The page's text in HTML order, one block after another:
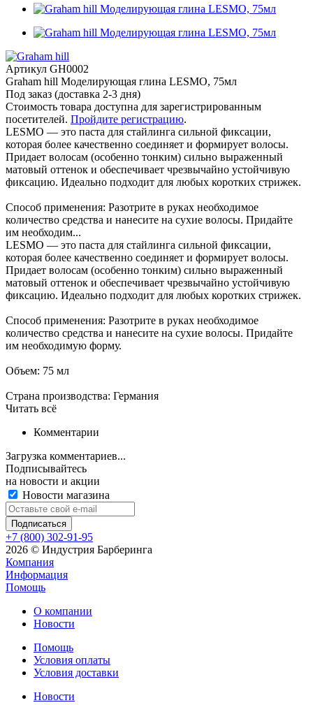
Артикул GH0002
Graham hill Моделирующая глина LESMO, 75мл
Под заказ (доставка 2-3 дня)
Стоимость товара доступна для зарегистрированным
посетителей. Пройдите регистрацию.
LESMO — это паста для стайлинга сильной фиксации,
которая более качественно соединяет и формирует волосы.
Придает волосам (особенно тонким) сильно выраженный
матовый оттенок и обеспечивает чрезвычайно устойчивую
фиксацию. Идеально подходит для любых коротких стрижек.
Способ применения: Разотрите в руках необходимое
количество средства и нанесите на сухие волосы. Придайте
им необходим...
LESMO — это паста для стайлинга сильной фиксации,
которая более качественно соединяет и формирует волосы.
Придает волосам (особенно тонким) сильно выраженный
матовый оттенок и обеспечивает чрезвычайно устойчивую
фиксацию. Идеально подходит для любых коротких стрижек.
Способ применения: Разотрите в руках необходимое
количество средства и нанесите на сухие волосы. Придайте
им необходимую форму.
Объем: 75 мл
Страна производства: Германия
Читать всё
Комментарии
Загрузка комментариев...
Подписывайтесь
на новости и акции
Новости магазина
+7 (800) 302-91-95
2026 © Индустрия Барберинга
Компания
Информация
Помощь
О компании
Новости
Помощь
Условия оплаты
Условия доставки
Новости